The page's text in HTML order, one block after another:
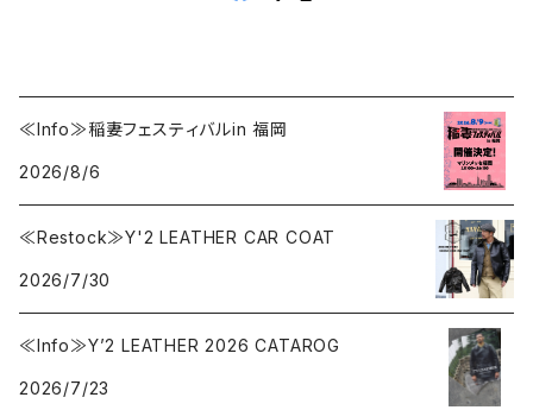
≪Info≫稲妻フェスティバルin 福岡
2026/8/6
≪Restock≫Y'2 LEATHER CAR COAT
2026/7/30
≪Info≫Y’2 LEATHER 2026 CATAROG
2026/7/23